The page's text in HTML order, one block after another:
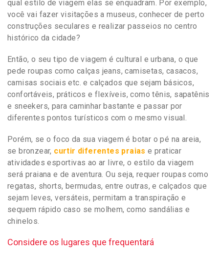
qual estilo de viagem elas se enquadram. Por exemplo,
você vai fazer visitações a museus, conhecer de perto
construções seculares e realizar passeios no centro
histórico da cidade?
Então, o seu tipo de viagem é cultural e urbana, o que
pede roupas como calças jeans, camisetas, casacos,
camisas sociais etc. e calçados que sejam básicos,
confortáveis, práticos e flexíveis, como tênis, sapatênis
e sneekers, para caminhar bastante e passar por
diferentes pontos turísticos com o mesmo visual.
Porém, se o foco da sua viagem é botar o pé na areia,
se bronzear, curtir diferentes praias e praticar
atividades esportivas ao ar livre, o estilo da viagem
será praiana e de aventura. Ou seja, requer roupas como
regatas, shorts, bermudas, entre outras, e calçados que
sejam leves, versáteis, permitam a transpiração e
sequem rápido caso se molhem, como sandálias e
chinelos.
Considere os lugares que frequentará